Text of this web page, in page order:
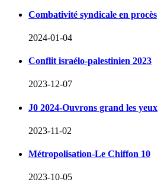
Combativité syndicale en procès
2024-01-04
Conflit israélo-palestinien 2023
2023-12-07
J0 2024-Ouvrons grand les yeux
2023-11-02
Métropolisation-Le Chiffon 10
2023-10-05